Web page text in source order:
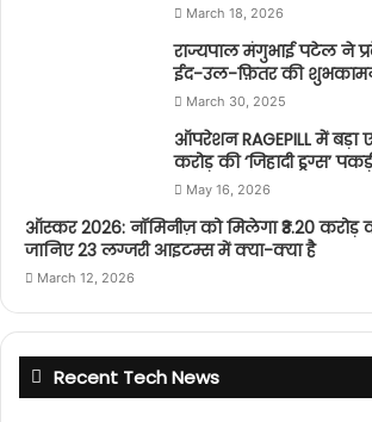
March 18, 2026
राज्यपाल मंगुभाई पटेल ने
ईद-उल-फ़ितर की
March 30, 2025
ऑपरेशन RAGEPILL में बड़ा
करोड़ की ‘जिहादी ड्रग्स’
May 16, 2026
ऑस्कर 2026: नॉमिनीज़ को मिलेगा ₹3.20 करोड़
जानिए 23 लग्जरी आइटम्स में क्या-क्या है
March 12, 2026
Recent Tech News